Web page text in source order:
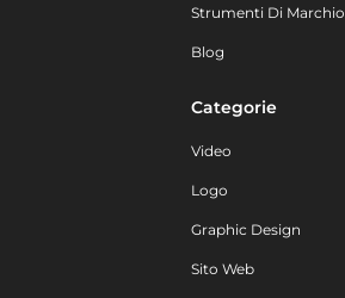
Strumenti Di Marchio
Blog
Categorie
Video
Logo
Graphic Design
Sito Web